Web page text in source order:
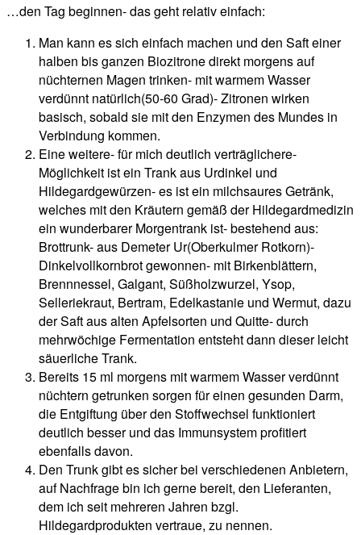
…den Tag beginnen- das geht relativ einfach:
Man kann es sich einfach machen und den Saft einer
halben bis ganzen Biozitrone direkt morgens auf
nüchternen Magen trinken- mit warmem Wasser
verdünnt natürlich(50-60 Grad)- Zitronen wirken
basisch, sobald sie mit den Enzymen des Mundes in
Verbindung kommen.
Eine weitere- für mich deutlich verträglichere-
Möglichkeit ist ein Trank aus Urdinkel und
Hildegardgewürzen- es ist ein milchsaures Getränk,
welches mit den Kräutern gemäß der Hildegardmedizin
ein wunderbarer Morgentrank ist- bestehend aus:
Brottrunk- aus Demeter Ur(Oberkulmer Rotkorn)-
Dinkelvollkornbrot gewonnen- mit Birkenblättern,
Brennnessel, Galgant, Süßholzwurzel, Ysop,
Selleriekraut, Bertram, Edelkastanie und Wermut, dazu
der Saft aus alten Apfelsorten und Quitte- durch
mehrwöchige Fermentation entsteht dann dieser leicht
säuerliche Trank.
Bereits 15 ml morgens mit warmem Wasser verdünnt
nüchtern getrunken sorgen für einen gesunden Darm,
die Entgiftung über den Stoffwechsel funktioniert
deutlich besser und das Immunsystem profitiert
ebenfalls davon.
Den Trunk gibt es sicher bei verschiedenen Anbietern,
auf Nachfrage bin ich gerne bereit, den Lieferanten,
dem ich seit mehreren Jahren bzgl.
Hildegardprodukten vertraue, zu nennen.